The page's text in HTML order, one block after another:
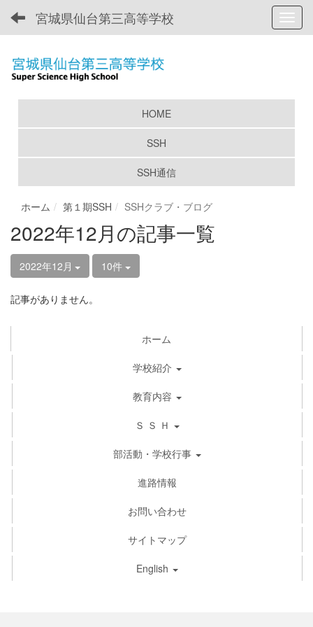
宮城県仙台第三高等学校
HOME
SSH
SSH通信
ホーム 第１期SSH SSHクラブ・ブログ
2022年12月の記事一覧
2022年12月 10件
記事がありません。
ホーム
学校紹介
教育内容
Ｓ Ｓ Ｈ
部活動・学校行事
進路情報
お問い合わせ
サイトマップ
English